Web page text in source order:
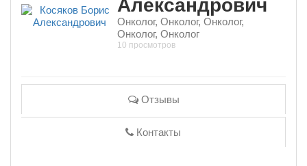
Александрович
Онколог, Онколог, Онколог,
Онколог, Онколог
10 просмотров
Отзывы
Контакты